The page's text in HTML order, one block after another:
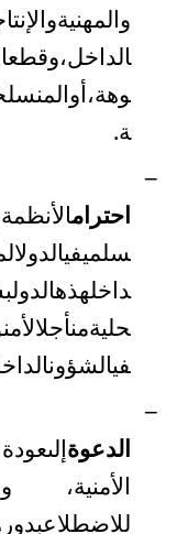
والمهنية
الداخل،وقطع
وهة،أو
ة.
–
احترامالأنظمة
سلميفيالدول
داخلهذهالدول
حليةمنأجلالأمن
فيالشؤون
–
الدعوةإلىعودة
الأمنية،
للاضطلاع